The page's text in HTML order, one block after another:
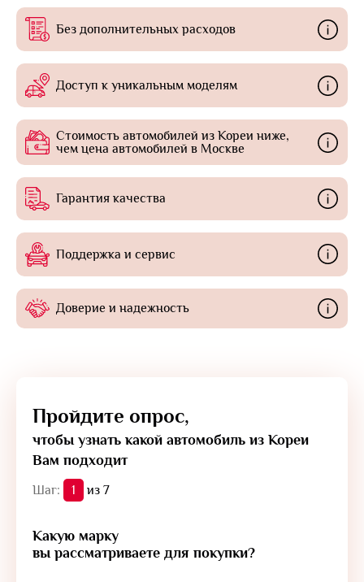
Без дополнительных расходов
Доступ к уникальным моделям
Стоимость автомобилей из Кореи ниже,
чем цена автомобилей в Москве
Гарантия качества
Поддержка и сервис
Доверие и надежность
Пройдите опрос,
чтобы узнать какой автомобиль из Кореи
Вам подходит
Шаг: 1 из 7
Какую марку
вы рассматриваете для покупки?